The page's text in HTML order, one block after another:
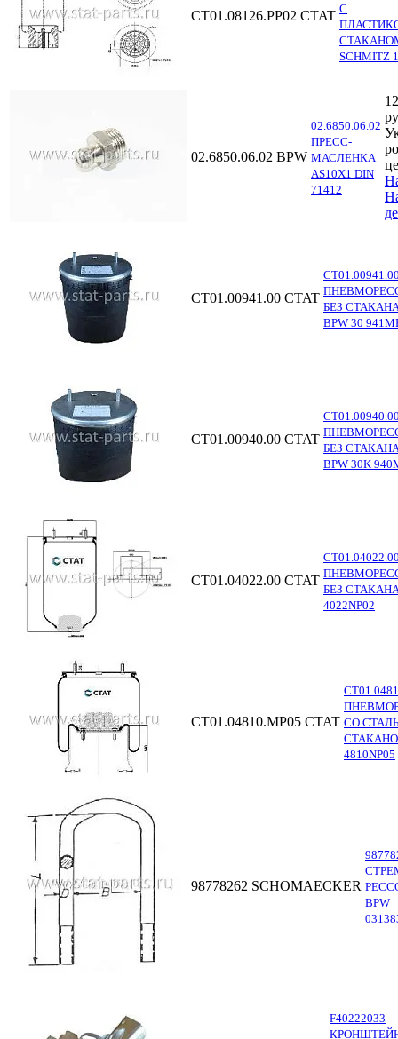
СТ01.08126.PP02 CTAT С
SCHMITZ
02.6850.06.02 BPW
02.6850.06.02
ПРЕСС-
МАСЛЕНКА
AS10X1 DIN
71412
СТ01.00941.00 CTAT
БЕЗ
BPW 30
СТ01.00940.00 CTAT
БЕЗ
BPW 30K
СТ01.04022.00 CTAT
БЕЗ СТАКАНА
4022NP02
СТ01.04810.MP05 CTAT СО
4810NP05
98778262 SCHOMAECKER
BPW
F40222033